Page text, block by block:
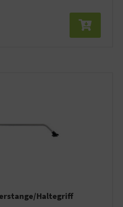
Haltegriff